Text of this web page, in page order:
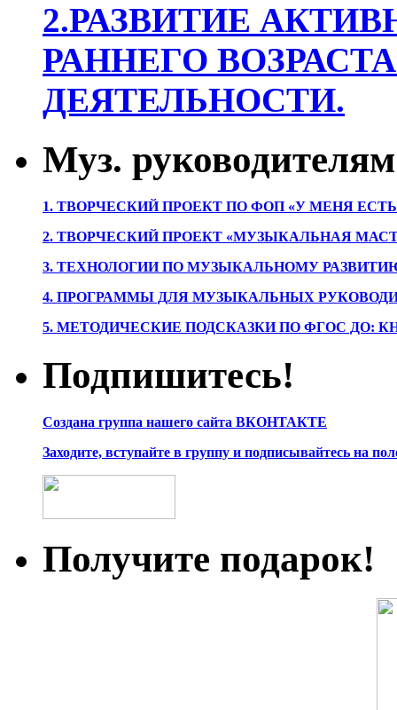
2.РАЗВИТИЕ
РАННЕГО
ДЕЯТЕЛЬНОСТИ.
Муз. руководителям
1. ТВОРЧЕСКИЙ ПРОЕКТ ПО ФОП «У МЕНЯ
2. ТВОРЧЕСКИЙ ПРОЕКТ «МУЗЫКАЛЬНАЯ
3. ТЕХНОЛОГИИ ПО МУЗЫКАЛЬНОМУ
4. ПРОГРАММЫ ДЛЯ МУЗЫКАЛЬНЫХ
5. МЕТОДИЧЕСКИЕ ПОДСКАЗКИ ПО ФГОС ДО:
Подпишитесь!
Создана группа нашего сайта ВКОНТАКТЕ
Заходите, вступайте в группу и подписывайтесь на
Получите подарок!